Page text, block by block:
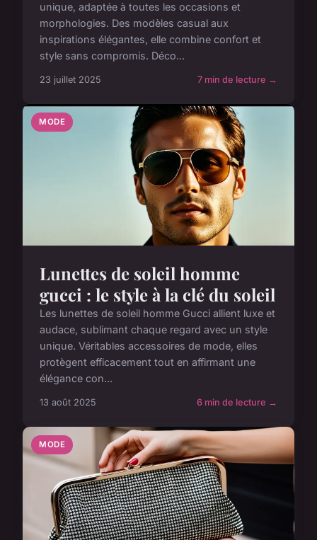
unique, adaptée à toutes les occasions et
morphologies. Des modèles casual aux
inspirations élégantes, elle combine confort et
style sans compromis. Déco...
23 juillet 2025 7 min de lecture →
MODE
Lunettes de soleil homme
gucci : le style à la clé du soleil
Les lunettes de soleil homme Gucci allient luxe et
audace, sublimant chaque regard avec un style
unique. Véritables accessoires de mode, elles
protègent efficacement tout en affirmant une
élégance con...
13 août 2025 6 min de lecture →
MODE